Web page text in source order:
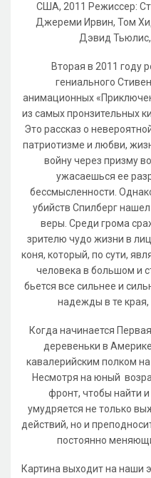
США, 2011 Режиссер:
Джереми Ирвин, Том
Дэвид
Вторая в 2011 году
гениального
анимационных
из самых пронзительных
Это рассказ о
патриотизме и любви,
войну через призму
ужасаешься ее
бессмысленности.
убийств Спилберг
веры. Среди грома
зрителю чудо жизни в
коня, который, по сути,
человека в большом и
бьется все сильнее и
надежды в те края,
Когда начинается
деревеньки в
кавалерийским полком
Несмотря на юный
фронт, чтобы найти и
умудряется не только
действий, но и
постоянно
Картина выходит на наши